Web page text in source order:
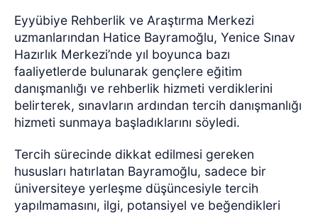
Eyyübiye Rehberlik ve Araştırma Merkezi
uzmanlarından Hatice Bayramoğlu, Yenice Sınav
Hazırlık Merkezi’nde yıl boyunca bazı
faaliyetlerde bulunarak gençlere eğitim
danışmanlığı ve rehberlik hizmeti verdiklerini
belirterek, sınavların ardından tercih danışmanlığı
hizmeti sunmaya başladıklarını söyledi.
Tercih sürecinde dikkat edilmesi gereken
hususları hatırlatan Bayramoğlu, sadece bir
üniversiteye yerleşme düşüncesiyle tercih
yapılmamasını, ilgi, potansiyel ve beğendikleri